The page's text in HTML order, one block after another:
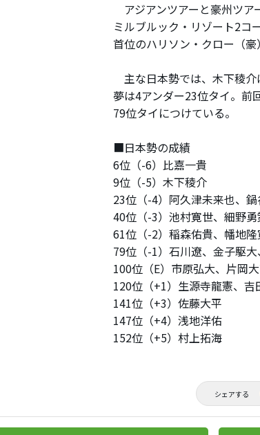
アジアンツアーと豪州ツア
ミルブルック・リゾート2コ
首位のハリソン・クロー（豪
主な日本勢では、木下稜
夢は4アンダー23位タイ。前
79位タイにつけている。
■日本勢の成績
6位（-6）比嘉一貴
9位（-5）木下稜介
23位（-4）阿久津未来也、
40位（-3）池村寛世、細野
61位（-2）稲森佑貴、幡地隆
79位（-1）石川遼、金子駆
100位（E）市原弘大、片岡
120位（+1）生源寺龍憲、吉
141位（+3）佐藤大平
147位（+4）浅地洋佑
152位（+5）村上拓海
シェアする